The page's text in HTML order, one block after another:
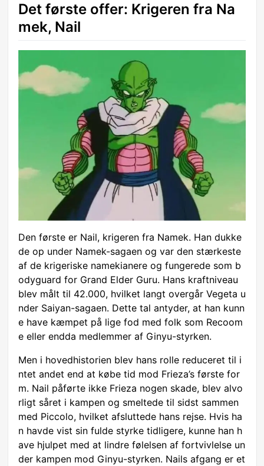
Det første offer: Krigeren fra Na
mek, Nail
Den første er Nail, krigeren fra Namek. Han dukke
de op under Namek-sagaen og var den stærkeste
af de krigeriske namekianere og fungerede som b
odyguard for Grand Elder Guru. Hans kraftniveau
blev målt til 42.000, hvilket langt overgår Vegeta u
nder Saiyan-sagaen. Dette tal antyder, at han kunn
e have kæmpet på lige fod med folk som Recoom
e eller endda medlemmer af Ginyu-styrken.
Men i hovedhistorien blev hans rolle reduceret til i
ntet andet end at købe tid mod Frieza’s første for
m. Nail påførte ikke Frieza nogen skade, blev alvo
rligt såret i kampen og smeltede til sidst sammen
med Piccolo, hvilket afsluttede hans rejse. Hvis ha
n havde vist sin fulde styrke tidligere, kunne han h
ave hjulpet med at lindre følelsen af fortvivlelse un
der kampen mod Ginyu-styrken. Nails afgang er et